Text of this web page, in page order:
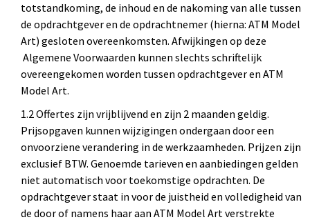
totstandkoming, de inhoud en de nakoming van alle tussen
de opdrachtgever en de opdrachtnemer (hierna: ATM Model
Art) gesloten overeenkomsten. Afwijkingen op deze
Algemene Voorwaarden kunnen slechts schriftelijk
overeengekomen worden tussen opdrachtgever en ATM
Model Art.
1.2 Offertes zijn vrijblijvend en zijn 2 maanden geldig.
Prijsopgaven kunnen wijzigingen ondergaan door een
onvoorziene verandering in de werkzaamheden. Prijzen zijn
exclusief BTW. Genoemde tarieven en aanbiedingen gelden
niet automatisch voor toekomstige opdrachten. De
opdrachtgever staat in voor de juistheid en volledigheid van
de door of namens haar aan ATM Model Art verstrekte